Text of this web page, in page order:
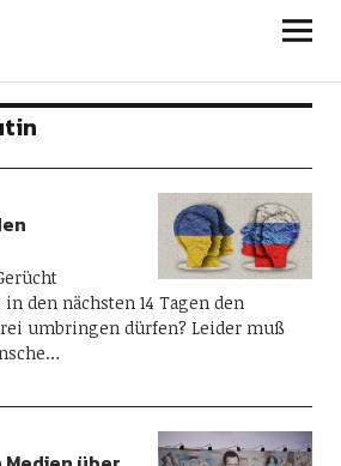
den nächsten 14 Tagen den
umbringen dürfen? Leider muß